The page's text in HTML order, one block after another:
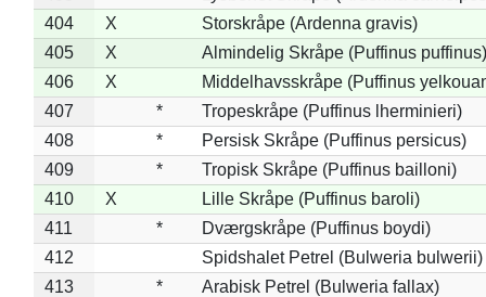
404
X
Storskråpe (Ardenna gravis)
405
X
Almindelig Skråpe (Puffinus puffinus)
406
X
Middelhavsskråpe (Puffinus
407
*
Tropeskråpe (Puffinus lherminieri)
408
*
Persisk Skråpe (Puffinus persicus)
409
*
Tropisk Skråpe (Puffinus bailloni)
410
X
Lille Skråpe (Puffinus baroli)
411
*
Dværgskråpe (Puffinus boydi)
412
Spidshalet Petrel (Bulweria bulwerii)
413
*
Arabisk Petrel (Bulweria fallax)